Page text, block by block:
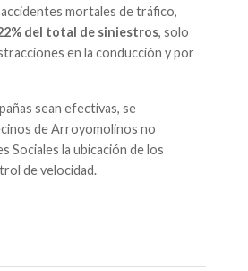
mortales de tráfico,
del total de siniestros, solo
en la conducción y por
sean efectivas, se
de Arroyomolinos no
Sociales la ubicación de los
de velocidad.